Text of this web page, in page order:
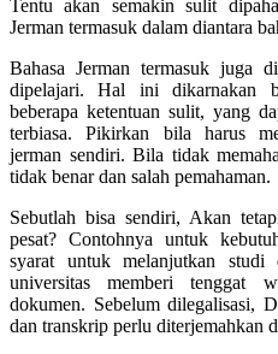
Tentu akan semakin sulit
Jerman termasuk dalam diantara
Bahasa Jerman termasuk juga
dipelajari. Hal ini dikarnakan
beberapa ketentuan sulit, yang
terbiasa. Pikirkan bila harus
jerman sendiri. Bila tidak
tidak benar dan salah pemahaman.
Sebutlah bisa sendiri, Akan
pesat? Contohnya untuk
syarat untuk melanjutkan studi
universitas memberi tenggat
dokumen. Sebelum dilegalisasi,
dan transkrip perlu diterjemahkan